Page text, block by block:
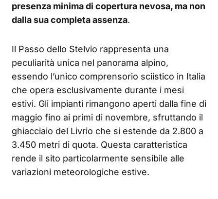
presenza minima di copertura nevosa, ma non
dalla sua completa assenza.
Il Passo dello Stelvio rappresenta una
peculiarità unica nel panorama alpino,
essendo l’unico comprensorio sciistico in Italia
che opera esclusivamente durante i mesi
estivi. Gli impianti rimangono aperti dalla fine di
maggio fino ai primi di novembre, sfruttando il
ghiacciaio del Livrio che si estende da 2.800 a
3.450 metri di quota. Questa caratteristica
rende il sito particolarmente sensibile alle
variazioni meteorologiche estive.